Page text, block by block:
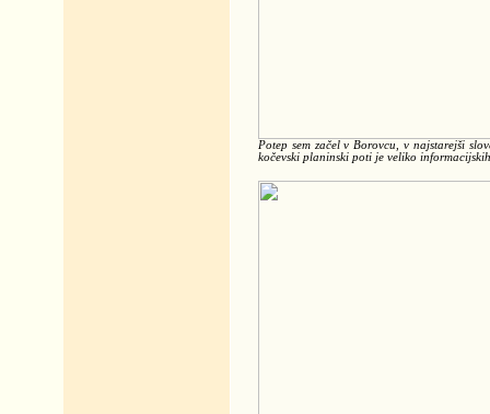
Potep sem začel v Borovcu, v najstarejši
kočevski planinski poti je veliko